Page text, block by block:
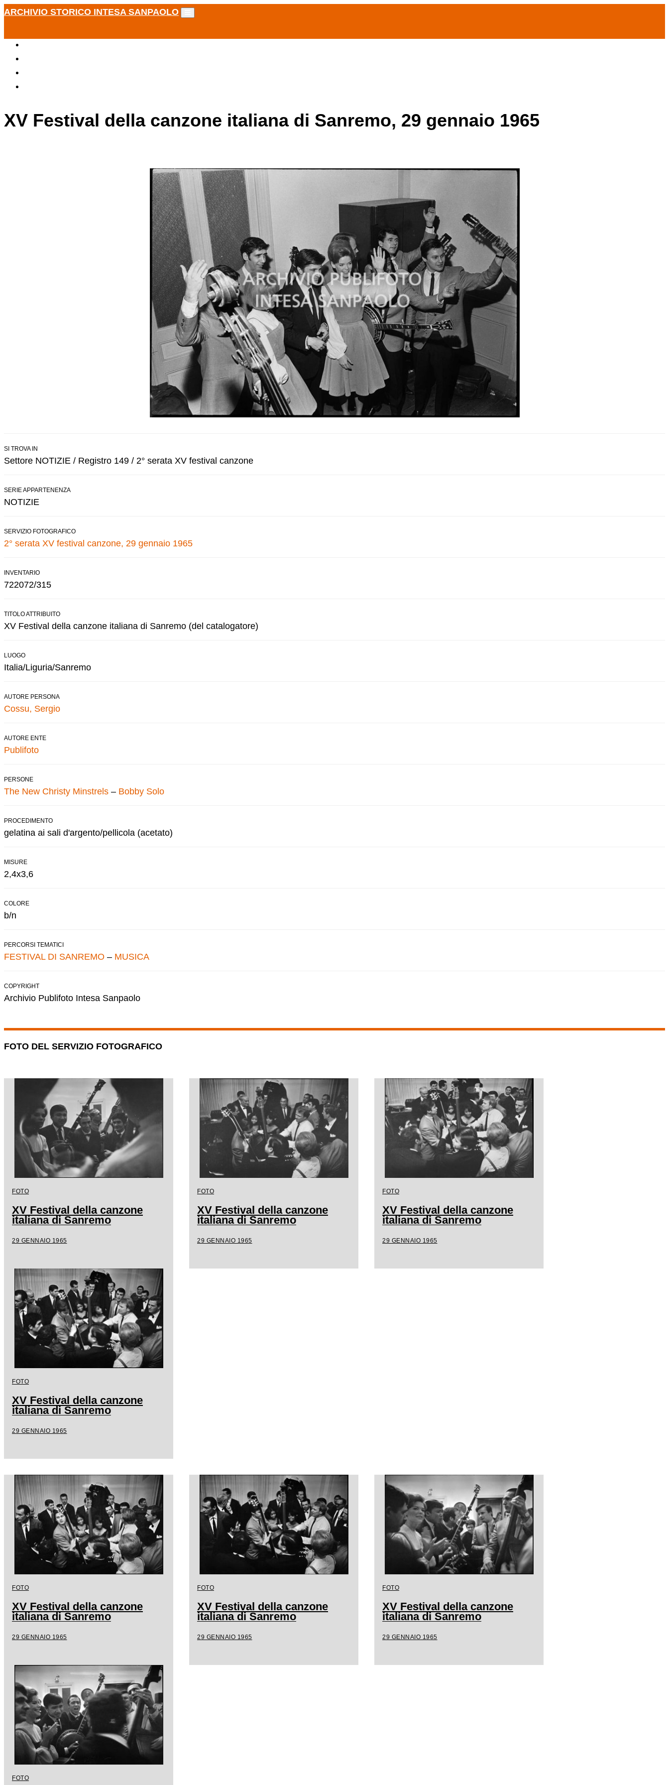
ARCHIVIO STORICO INTESA SANPAOLO
XV Festival della canzone italiana di Sanremo, 29 gennaio 1965
SI TROVA IN
Settore NOTIZIE / Registro 149 / 2° serata XV festival canzone
SERIE APPARTENENZA
NOTIZIE
SERVIZIO FOTOGRAFICO
2° serata XV festival canzone, 29 gennaio 1965
INVENTARIO
722072/315
TITOLO ATTRIBUITO
XV Festival della canzone italiana di Sanremo (del catalogatore)
LUOGO
Italia/Liguria/Sanremo
AUTORE PERSONA
Cossu, Sergio
AUTORE ENTE
Publifoto
PERSONE
The New Christy Minstrels – Bobby Solo
PROCEDIMENTO
gelatina ai sali d'argento/pellicola (acetato)
MISURE
2,4x3,6
COLORE
b/n
PERCORSI TEMATICI
FESTIVAL DI SANREMO – MUSICA
COPYRIGHT
Archivio Publifoto Intesa Sanpaolo
FOTO DEL SERVIZIO FOTOGRAFICO
FOTO
XV Festival della canzone
italiana di Sanremo
29 GENNAIO 1965
FOTO
XV Festival della canzone
italiana di Sanremo
29 GENNAIO 1965
FOTO
XV Festival della canzone
italiana di Sanremo
29 GENNAIO 1965
FOTO
XV Festival della canzone
italiana di Sanremo
29 GENNAIO 1965
FOTO
XV Festival della canzone
italiana di Sanremo
29 GENNAIO 1965
FOTO
XV Festival della canzone
italiana di Sanremo
29 GENNAIO 1965
FOTO
XV Festival della canzone
italiana di Sanremo
29 GENNAIO 1965
FOTO